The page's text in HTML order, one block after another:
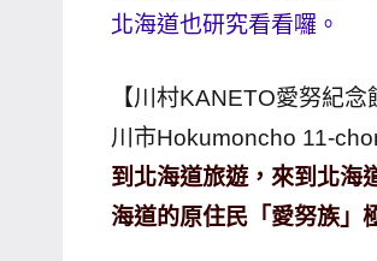
北海道也研究看看囉。
【川村KANETO愛努紀
川市Hokumoncho 11-
到北海道旅遊，來到北海
海道的原住民「愛努族」